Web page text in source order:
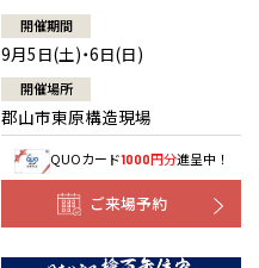
開催期間
9月5日(土)・6日(日)
開催場所
郡山市東原構造現場
QUOカード1000円分進呈中！
ご来場予約